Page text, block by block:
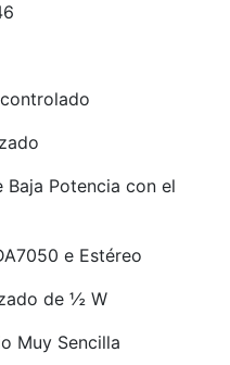
Potencia con el
e Estéreo
de ½ W
Muy Sencilla